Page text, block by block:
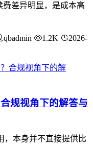
费差异明显，是成本高
qbadmin 1.2K
2026-
规视角下的解答与
，本身并不直接提供比